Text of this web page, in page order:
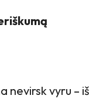
nevirsk vyru –